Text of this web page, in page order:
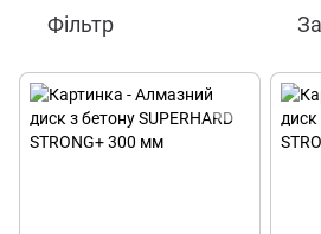
Фільтр